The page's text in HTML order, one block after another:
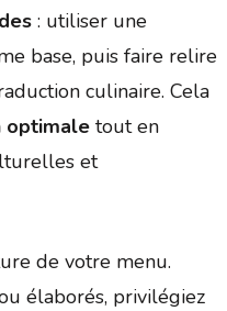
: utiliser une
base, puis faire relire
culinaire. Cela
optimaletout en
et
de votre menu.
élaborés, privilégiez